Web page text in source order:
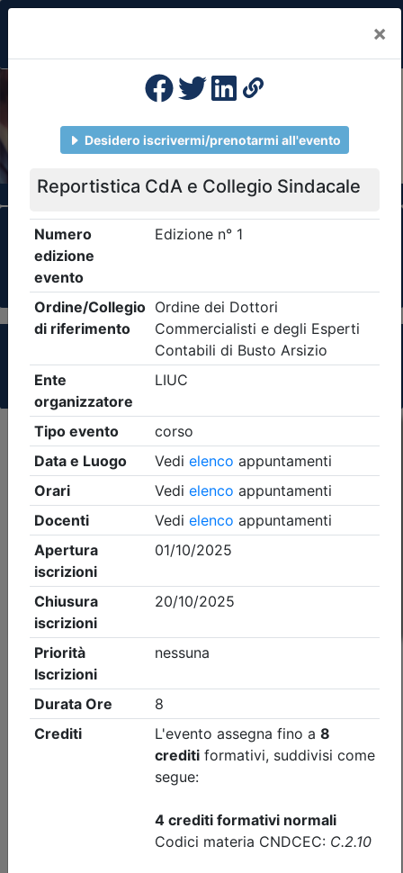
×
Previous
Formazione Professionale Continua
Il portale della formazione per Ordini e
Clicca qui - espandi la sezione dei filtri ricerca
eventi
Criteri di ricerca applicati:
- Tipo Ordine/collegio:Dott. Comm. E.C.- Ordine:
Busto Arsizio
- Eventi in programma dal
9/8/2026
Dettagli evento
A pagamento